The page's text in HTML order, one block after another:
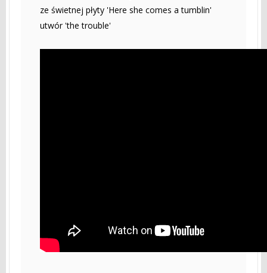
ze świetnej płyty 'Here she comes a tumblin'
utwór 'the trouble'